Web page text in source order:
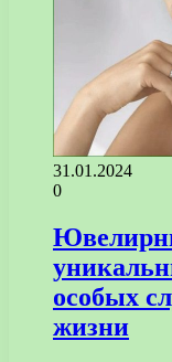
31.01.2024
0
особых
жизни